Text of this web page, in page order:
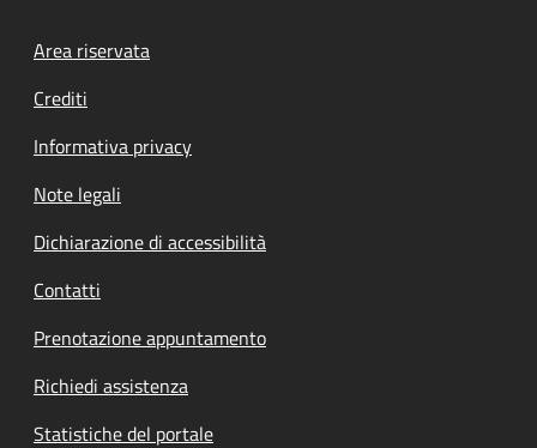
Footer menu
Area riservata
Crediti
Informativa privacy
Note legali
Dichiarazione di accessibilità
Contatti
Prenotazione appuntamento
Richiedi assistenza
Statistiche del portale